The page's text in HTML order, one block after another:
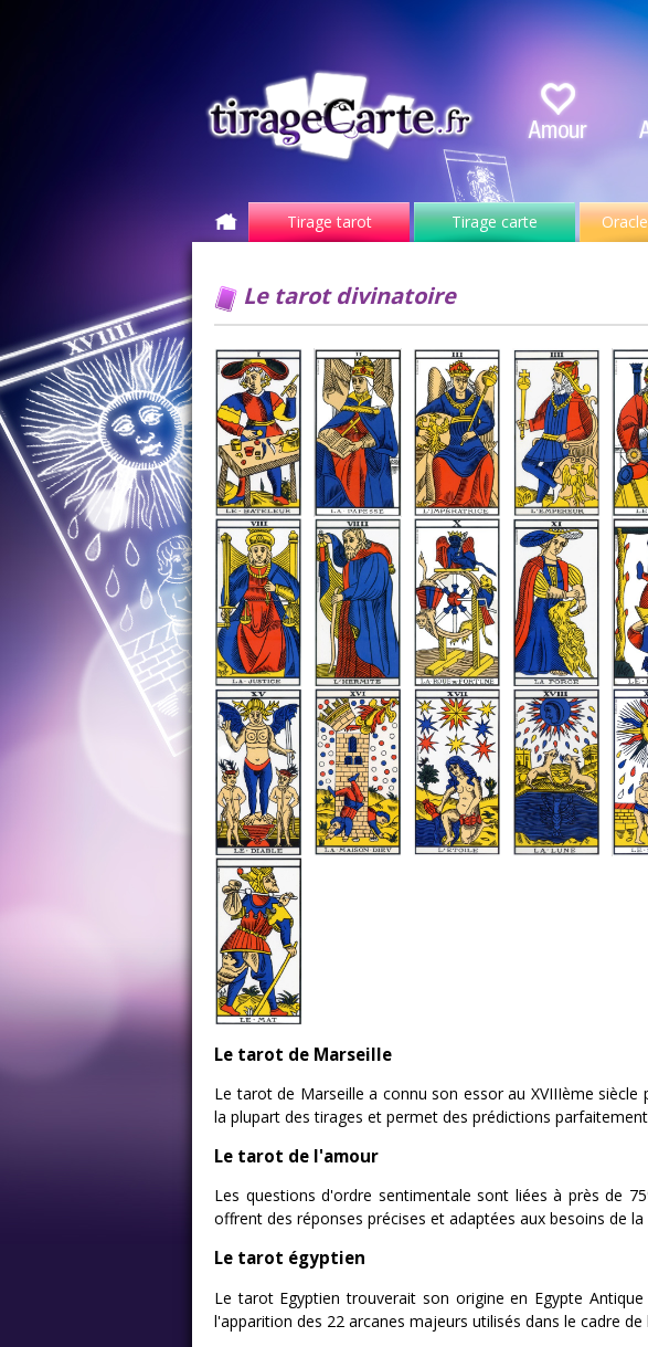
Tirage tarot Tirage carte
Le tarot divinatoire
Le tarot de Marseille
Le tarot de Marseille a connu son essor au XVIIIème
la plupart des tirages et permet des prédictions
Le tarot de l'amour
Les questions d'ordre sentimentale sont liées à près de
offrent des réponses précises et adaptées aux besoins de
Le tarot égyptien
Le tarot Egyptien trouverait son origine en Egypte
l'apparition des 22 arcanes majeurs utilisés dans le cadre